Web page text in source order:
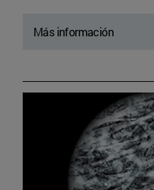
Más información